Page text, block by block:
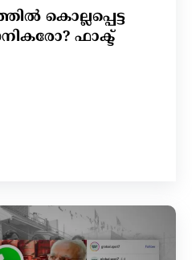
കൊല്ലപ്പെട്ട
ഫാക്ട്